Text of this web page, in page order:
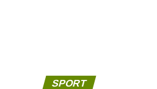
SPORT